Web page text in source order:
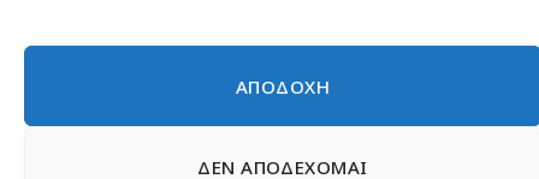
ΑΠΟΔΟΧΗ
ΔΕΝ ΑΠΟΔΕΧΟΜΑΙ
© 2026 Νίκη